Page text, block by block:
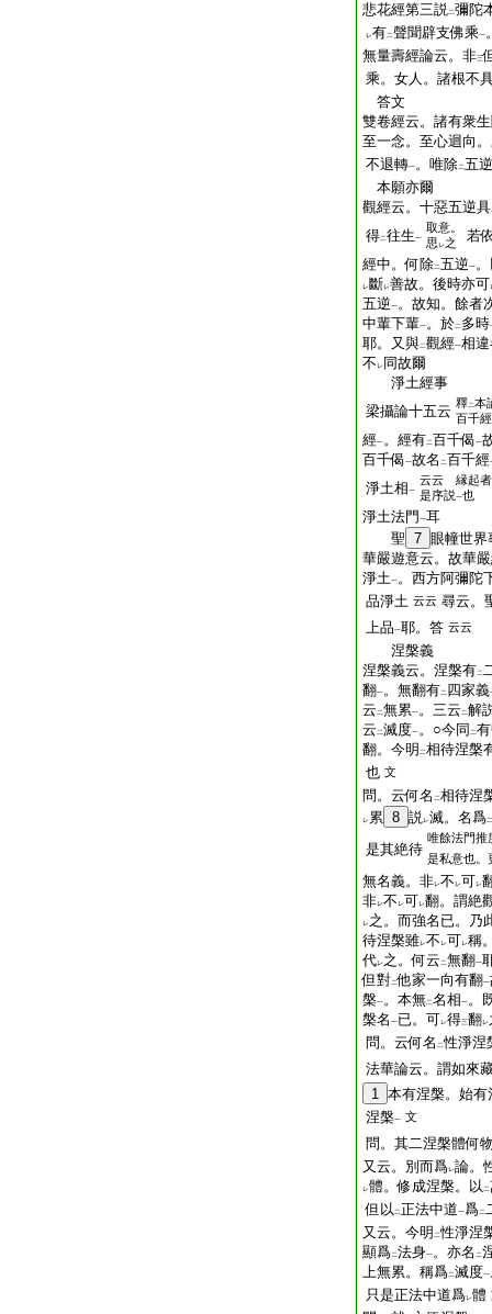
悲花經第三説二彌陀
レ有二聲聞辟支佛乘一
無量壽經論云。非三
乘。女人。諸根不
答文
雙卷經云。諸有衆
至一念。至心迴向
不退轉一。唯除二五
本願亦爾
觀經云。十惡五逆具
得二往生一
取意。
思 レ之
若
經中。何除二五逆一
レ斷レ善故。後時亦可
五逆一。故知。餘者
中輩下輩一。於二 多時
耶。又與二觀經一相
不 レ 同故爾
淨土經事
梁攝論十五云 釋二本
百千經
經一。經有二百千偈一
百千偈一故名 二百千經
淨土相一
云云 縁起
是序説一也
淨土法門 一耳
聖 7 眼幢世界
華嚴遊意云。故華
淨土一。西方阿彌陀
品淨土 云云 尋云。
上品一耶。答 云云
涅槃義
涅槃義云。涅槃有二
翻一。無翻有二 四家義
云 二無累一。三云 二解
云 二滅度一。○今同 二
翻。今明 二相待涅槃
也 文
問。云何名 二相待涅
レ累 8 説レ滅。名爲二
是其絶待
唯餘法門推
是私意也。
無名義。非レ不 レ可レ
非レ不 レ可レ翻。謂絶
レ之。而強名已。乃
待涅槃雖レ不 レ可レ稱
代レ之。何云 二無翻一
但對二他家一向有翻一
槃一。本無二名相一。
槃名 一已。可レ得三翻レ
問。云何名 二性淨涅
法華論云。謂如來
1 本有涅槃。始有
涅槃一 文
問。其二涅槃體何
又云。別而爲レ論。
レ體。修成涅槃。以 二
但以 二正法中道一爲二
又云。今明 二性淨涅
顯爲二法身一。亦名 二
上無累。稱爲二滅度一
只是正法中道爲レ體